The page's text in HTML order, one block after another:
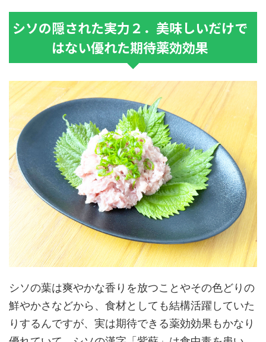
シソの隠された実力２．美味しいだけで
はない優れた期待薬効効果
シソの葉は爽やかな香りを放つことやその色どりの
鮮やかさなどから、食材としても結構活躍していた
りするんですが、実は期待できる薬効効果もかなり